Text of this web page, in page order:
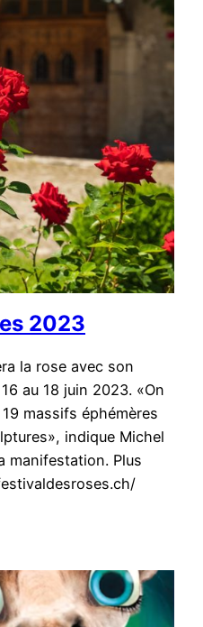
2023
la rose avec son
au 18 juin 2023. «On
massifs éphémères
indique Michel
manifestation. Plus